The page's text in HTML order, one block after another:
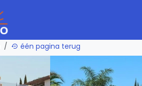
één pagina terug